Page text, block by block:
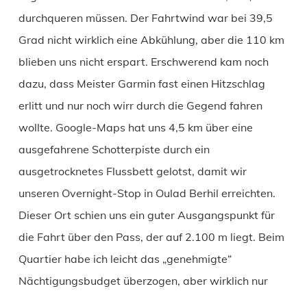
durchqueren müssen. Der Fahrtwind war bei 39,5
Grad nicht wirklich eine Abkühlung, aber die 110 km
blieben uns nicht erspart. Erschwerend kam noch
dazu, dass Meister Garmin fast einen Hitzschlag
erlitt und nur noch wirr durch die Gegend fahren
wollte. Google-Maps hat uns 4,5 km über eine
ausgefahrene Schotterpiste durch ein
ausgetrocknetes Flussbett gelotst, damit wir
unseren Overnight-Stop in Oulad Berhil erreichten.
Dieser Ort schien uns ein guter Ausgangspunkt für
die Fahrt über den Pass, der auf 2.100 m liegt. Beim
Quartier habe ich leicht das „genehmigte“
Nächtigungsbudget überzogen, aber wirklich nur